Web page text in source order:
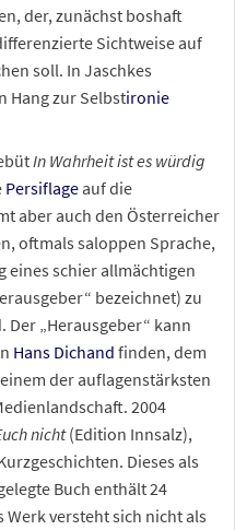
der, zunächst boshaft
Sichtweise auf
soll. In Jaschkes
Hang zur Selbstironie
In Wahrheit ist es würdig
Persiflage auf die
aber auch den Österreicher
oftmals saloppen Sprache,
eines schier allmächtigen
bezeichnet) zu
„Herausgeber“ kann
Hans Dichand finden, dem
der auflagenstärksten
2004
nicht(Edition Innsalz),
Dieses als
Buch enthält 24
Werk versteht sich nicht als